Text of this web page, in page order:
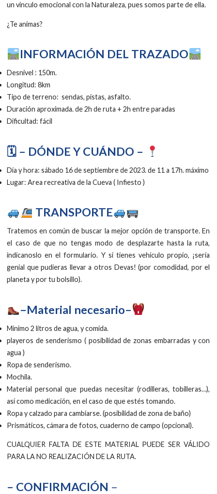
un vínculo emocional con la Naturaleza, pues somos parte de ella.
¿Te animas?
INFORMACIÓN DEL TRAZADO
Desnivel : 150m.
Longitud: 8km
Tipo de terreno: sendas, pistas, asfalto.
Duración aproximada. de 2h de ruta + 2h entre paradas
Dificultad: fácil
🗓 – DÓNDE Y CUÁNDO –
Día y hora: sábado 16 de septiembre de 2023. de 11 a 17h. máximo
Lugar: Area recreativa de la Cueva ( Infiesto )
TRANSPORTE
Tratemos en común de buscar la mejor opción de transporte. En
el caso de que no tengas modo de desplazarte hasta la ruta,
indícanoslo en el formulario. Y si tienes vehículo propio, ¡sería
genial que pudieras llevar a otros Devas! (por comodidad, por el
planeta y por tu bolsillo).
–Material necesario–
Mínimo 2 litros de agua, y comida.
playeros de senderismo ( posibilidad de zonas embarradas y con
agua )
Ropa de senderismo.
Mochila.
Material personal que puedas necesitar (rodilleras, tobilleras…),
así como medicación, en el caso de que estés tomando.
Ropa y calzado para cambiarse. (posibilidad de zona de baño)
Prismáticos, cámara de fotos, cuaderno de campo (opcional).
CUALQUIER FALTA DE ESTE MATERIAL PUEDE SER VÁLIDO
PARA LA NO REALIZACIÓN DE LA RUTA.
– CONFIRMACIÓN –